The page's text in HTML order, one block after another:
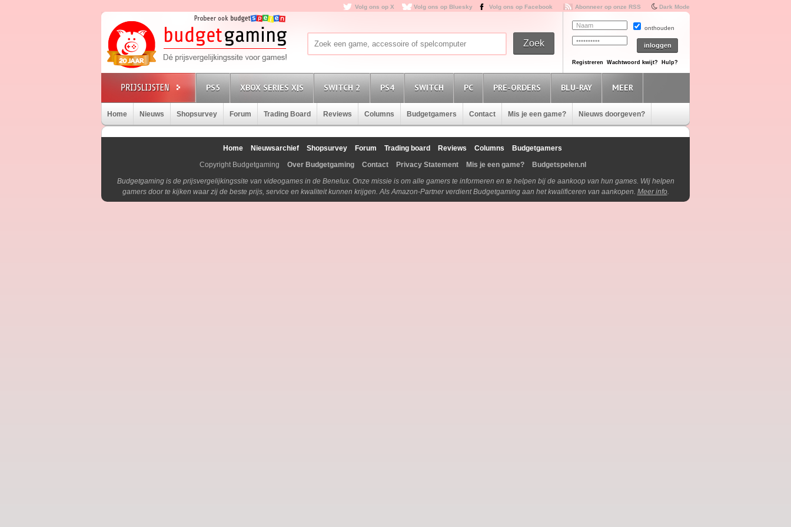
Volg ons op X Volg ons op Bluesky Volg ons op Facebook Abonneer op onze RSS Dark Mode
onthouden
Registreren Wachtwoord kwijt? Hulp?
PS5 XBOX SERIES X|S SWITCH 2 PS4 SWITCH PC PRE-ORDERS BLU-RAY MEER
Home Nieuws Shopsurvey Forum Trading Board Reviews Columns Budgetgamers Contact Mis je een game? Nieuws doorgeven?
Home Nieuwsarchief Shopsurvey Forum Trading board Reviews Columns
Budgetgamers
Copyright Budgetgaming
Over Budgetgaming Contact Privacy Statement Mis je een game?
Budgetspelen.nl
Budgetgaming is de prijsvergelijkingssite van videogames in de Benelux. Onze missie is om alle gamers te informeren en te helpen bij de aankoop van hun games. Wij helpen
gamers door te kijken waar zij de beste prijs, service en kwaliteit kunnen krijgen. Als Amazon-Partner verdient Budgetgaming aan het kwalificeren van aankopen. Meer info.